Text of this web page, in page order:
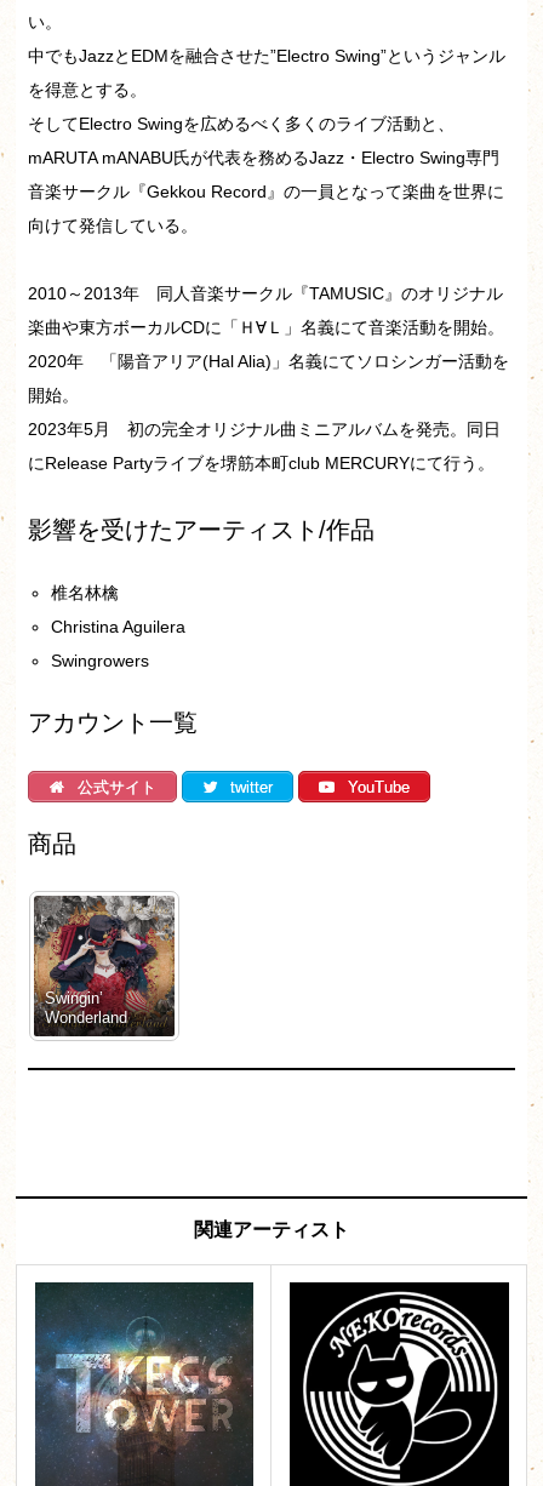
い。
中でもJazzとEDMを融合させた”Electro Swing”というジャンル
を得意とする。
そしてElectro Swingを広めるべく多くのライブ活動と、
mARUTA mANABU氏が代表を務めるJazz・Electro Swing専門
音楽サークル『Gekkou Record』の一員となって楽曲を世界に
向けて発信している。
2010～2013年 同人音楽サークル『TAMUSIC』のオリジナル
楽曲や東方ボーカルCDに「Ｈ∀Ｌ」名義にて音楽活動を開始。
2020年 「陽音アリア(Hal Alia)」名義にてソロシンガー活動を
開始。
2023年5月 初の完全オリジナル曲ミニアルバムを発売。同日
にRelease Partyライブを堺筋本町club MERCURYにて行う。
影響を受けたアーティスト/作品
椎名林檎
Christina Aguilera
Swingrowers
アカウント一覧
公式サイト twitter YouTube
商品
Swingin’
Wonderland
関連アーティスト